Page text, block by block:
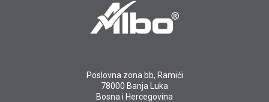
Poslovna zona bb, Ramići
78000 Banja Luka
Bosna i Hercegovina